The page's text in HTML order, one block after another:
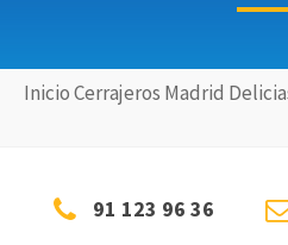
InicioCerrajeros Madrid
91 123 96 36